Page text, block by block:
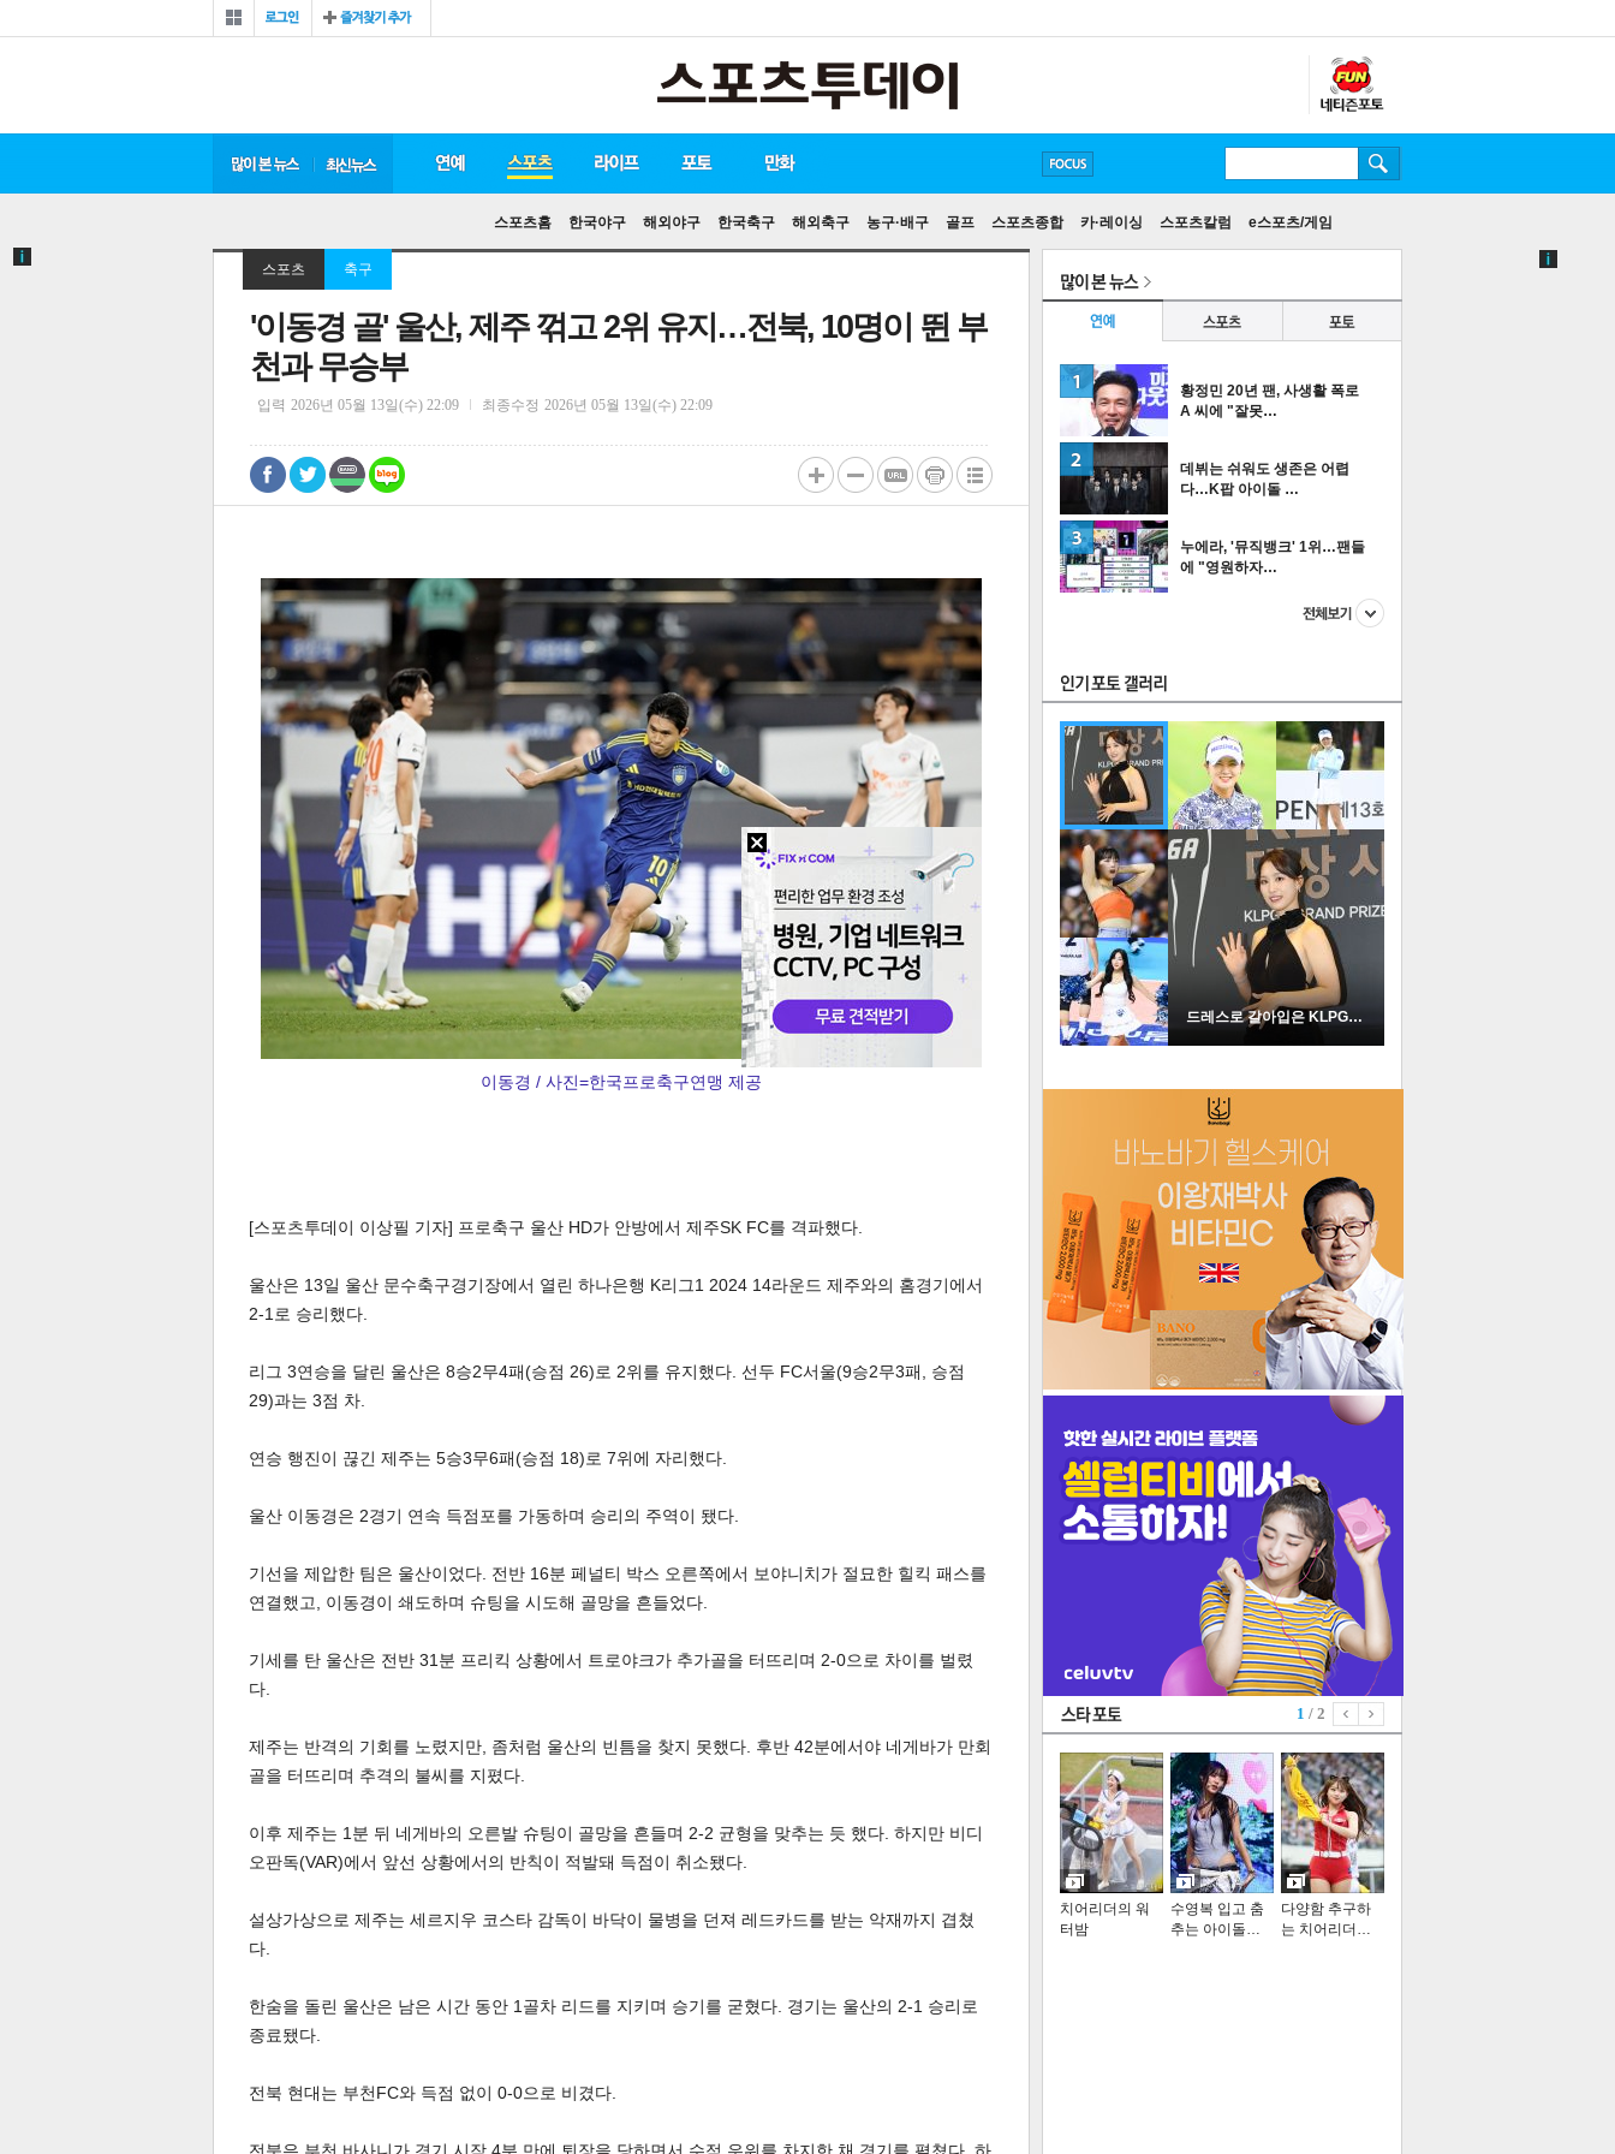
로그 즐겨찾기
많이 본 뉴스 최신 뉴스 연예 스포츠
스포츠홈 한국야구 해외야구 한국축구 해외축구 농구·배구 골프 스포츠종합 카·레이싱 스포츠칼럼 e스포츠/게임
라이프 포토
만화
FOCUS
방탄소년단
손흥민
유아인
송중기
스포츠 축구
'이동경 골' 울산, 제주 꺾고 2위 유지…전북, 10명이 뛴 부
천과 무승부
입력 2026년 05월 13일(수) 22:09 최종수정 2026년 05월 13일(수) 22:09
페이 트위 밴드 네이
댓글
0
url 복
이동경 / 사진=한국프로축구연맹 제공
[스포츠투데이 이상필 기자] 프로축구 울산 HD가 안방에서 제주SK FC를 격파했다.
울산은 13일 울산 문수축구경기장에서 열린 하나은행 K리그1 2024 14라운드 제주와의 홈경기에서
2-1로 승리했다.
리그 3연승을 달린 울산은 8승2무4패(승점 26)로 2위를 유지했다. 선두 FC서울(9승2무3패, 승점
29)과는 3점 차.
연승 행진이 끊긴 제주는 5승3무6패(승점 18)로 7위에 자리했다.
울산 이동경은 2경기 연속 득점포를 가동하며 승리의 주역이 됐다.
기선을 제압한 팀은 울산이었다. 전반 16분 페널티 박스 오른쪽에서 보야니치가 절묘한 힐킥 패스를
연결했고, 이동경이 쇄도하며 슈팅을 시도해 골망을 흔들었다.
기세를 탄 울산은 전반 31분 프리킥 상황에서 트로야크가 추가골을 터뜨리며 2-0으로 차이를 벌렸
다.
제주는 반격의 기회를 노렸지만, 좀처럼 울산의 빈틈을 찾지 못했다. 후반 42분에서야 네게바가 만회
골을 터뜨리며 추격의 불씨를 지폈다.
이후 제주는 1분 뒤 네게바의 오른발 슈팅이 골망을 흔들며 2-2 균형을 맞추는 듯 했다. 하지만 비디
오판독(VAR)에서 앞선 상황에서의 반칙이 적발돼 득점이 취소됐다.
설상가상으로 제주는 세르지우 코스타 감독이 바닥이 물병을 던져 레드카드를 받는 악재까지 겹쳤
다.
한숨을 돌린 울산은 남은 시간 동안 1골차 리드를 지키며 승기를 굳혔다. 경기는 울산의 2-1 승리로
종료됐다.
전북 현대는 부천FC와 득점 없이 0-0으로 비겼다.
많이 본 뉴스
연예
스포츠 포토
황정민 20년 팬, 사생활 폭로
A 씨에 "잘못…
2
데뷔는 쉬워도 생존은 어렵
다…K팝 아이돌 …
누에라, '뮤직뱅크' 1위…팬들
에 "영원하자…
더보기
인기포토
드레스로 갈아입은 KLPGA …
1 / 2
치어리더의 워
터밤
수영복 입고 춤
추는 아이돌…
다양함 추구하
는 치어리더…